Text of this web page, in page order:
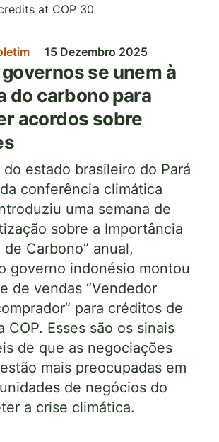
15 Dezembro 2025
se unem à
do carbono para
acordos sobre
estado brasileiro do Pará
conferência climática
uma semana de
sobre a Importância
Carbono” anual,
governo indonésio montou
de vendas “Vendedor
para créditos de
COP. Esses são os sinais
de que as negociações
mais preocupadas em
de negócios do
a crise climática.